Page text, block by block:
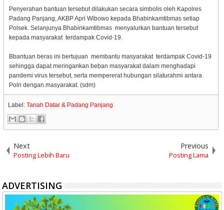
Penyerahan bantuan tersebut dilakukan secara simbolis oleh Kapolres
Padang Panjang, AKBP Apri Wibowo kepada Bhabinkamtibmas setiap
Polsek. Selanjunya Bhabinkamtibmas menyalurkan bantuan tersebut
kepada masyarakat terdampak Covid-19.
Bbantuan beras ini bertujuan membantu masyarakat terdampak Covid-19
sehingga dapat meringankan beban masyarakat dalam menghadapi
pandemi virus tersebut, serta mempererat hubungan silaturahmi antara
Polri dengan masyarakat. (sdm)
Label: Tanah Datar & Padang Panjang
Next
Posting Lebih Baru
Previous
Posting Lama
ADVERTISING